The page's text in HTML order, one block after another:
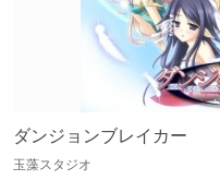
ダンジョンブレイカー
玉藻スタジオ